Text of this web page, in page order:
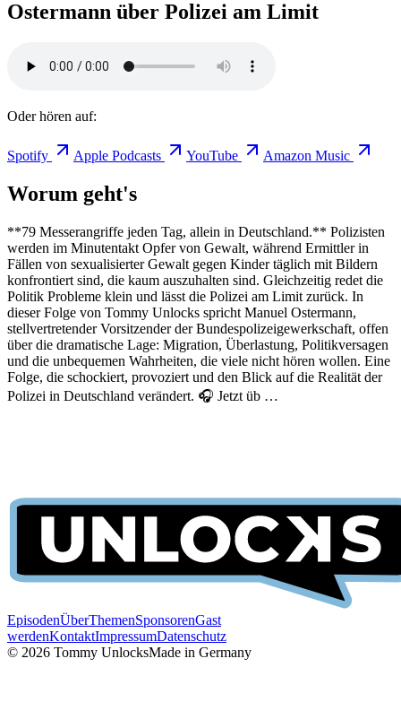
Ostermann über Polizei am Limit
Oder hören auf:
Spotify Apple Podcasts YouTube Amazon Music
Worum geht's
**79 Messerangriffe jeden Tag, allein in Deutschland.** Polizisten
werden im Minutentakt Opfer von Gewalt, während Ermittler in
Fällen von sexualisierter Gewalt gegen Kinder täglich mit Bildern
konfrontiert sind, die kaum auszuhalten sind. Gleichzeitig redet die
Politik Probleme klein und lässt die Polizei am Limit zurück. In
dieser Folge von Tommy Unlocks spricht Manuel Ostermann,
stellvertretender Vorsitzender der Bundespolizeigewerkschaft, offen
über die dramatische Lage: Migration, Überlastung, Politikversagen
und die unbequemen Wahrheiten, die viele nicht hören wollen. Eine
Folge, die schockiert, provoziert und den Blick auf die Realität der
Polizei in Deutschland verändert. 🎧 Jetzt üb …
EpisodenÜberThemenSponsorenGast
werdenKontaktImpressumDatenschutz
© 2026 Tommy UnlocksMade in Germany